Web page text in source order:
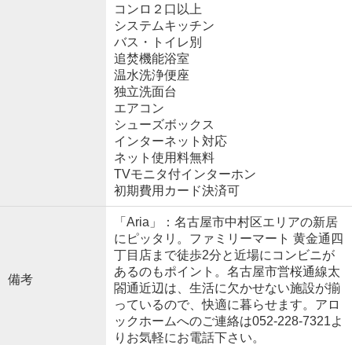
コンロ２口以上
システムキッチン
バス・トイレ別
追焚機能浴室
温水洗浄便座
独立洗面台
エアコン
シューズボックス
インターネット対応
ネット使用料無料
TVモニタ付インターホン
初期費用カード決済可
備考
「Aria」：名古屋市中村区エリアの新居
にピッタリ。ファミリーマート 黄金通四
丁目店まで徒歩2分と近場にコンビニが
あるのもポイント。名古屋市営桜通線太
閤通近辺は、生活に欠かせない施設が揃
っているので、快適に暮らせます。アロ
ックホームへのご連絡は052-228-7321よ
りお気軽にお電話下さい。